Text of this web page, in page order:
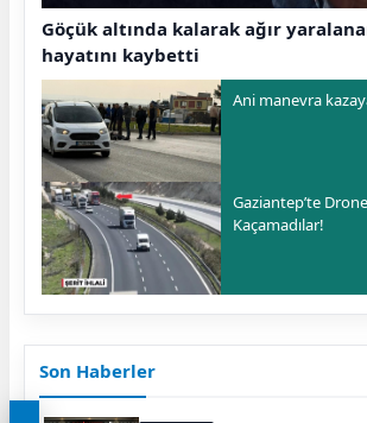
Göçük altında kalarak ağır
hayatını kaybetti
Ani manevra
Gaziantep’te
Kaçamadılar!
Son Haberler